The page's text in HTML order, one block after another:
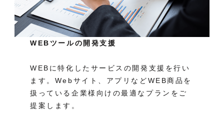
WEBツールの開発支援
WEBに特化したサービスの開発支援を行い
ます。Webサイト、アプリなどWEB商品を
扱っている企業様向けの最適なプランをご
提案します。